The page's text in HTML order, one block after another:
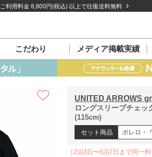
ご利用料金 8,800円(税込) 以上で往復送料無料
こだわり メディア掲載実績
UNITED ARROWS
ロングスリーブチェッ
(115cm)
セット商品 ボレロ・
［2泊3日〜6泊7日まで同一料